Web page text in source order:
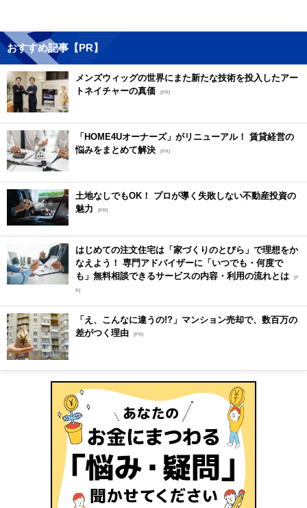
おすすめ記事【PR】
メンズウィッグの世界にまた新たな技術を投入したアー
トネイチャーの真価 [PR]
「HOME4Uオーナーズ」がリニューアル！ 賃貸経営の
悩みをまとめて解決 [PR]
土地なしでもOK！ プロが導く失敗しない不動産投資の
魅力
[PR]
はじめての注文住宅は「家づくりのとびら」で理想をか
なえよう！ 専門アドバイザーに「いつでも・何度で
も」無料相談できるサービスの内容・利用の流れとは [P
R]
「え、こんなに違うの!?」マンション売却で、数百万の
差がつく理由 [PR]